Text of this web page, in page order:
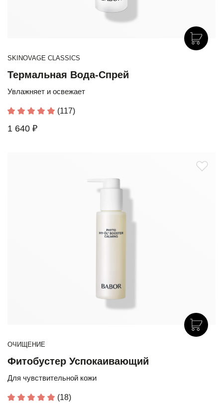
SKINOVAGE CLASSICS
Термальная Вода-Спрей
Увлажняет и освежает
(117)
1 640 ₽
ОЧИЩЕНИЕ
Фитобустер Успокаивающий
Для чувствительной кожи
(18)